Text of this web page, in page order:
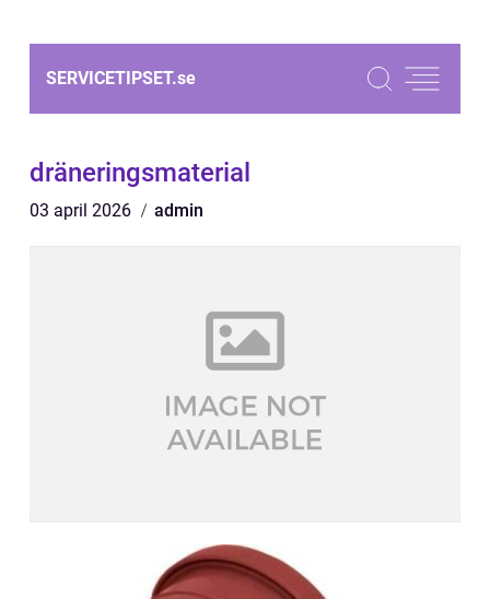
SERVICETIPSET.se
dräneringsmaterial
03 april 2026 admin